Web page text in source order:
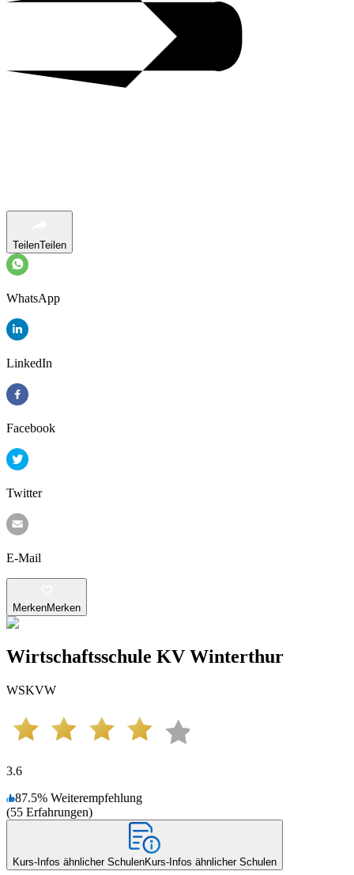
TeilenTeilen
WhatsApp
LinkedIn
Facebook
Twitter
E-Mail
MerkenMerken
Wirtschaftsschule KV Winterthur
WSKVW
3.6
87.5% Weiterempfehlung
(55 Erfahrungen)
Kurs-Infos ähnlicher SchulenKurs-Infos ähnlicher Schulen